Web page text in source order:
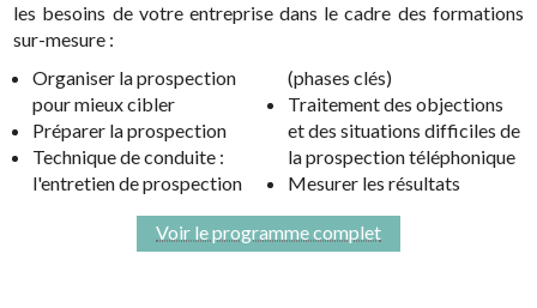
les besoins de votre entreprise dans le cadre des formations
sur-mesure :
Organiser la prospection
pour mieux cibler
Préparer la prospection
Technique de conduite :
l'entretien de prospection
(phases clés)
Traitement des objections
et des situations difficiles de
la prospection téléphonique
Mesurer les résultats
Voir le programme complet